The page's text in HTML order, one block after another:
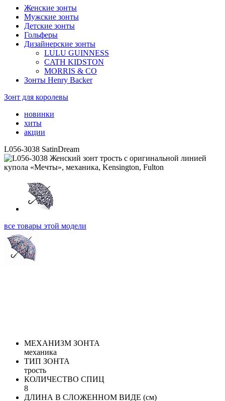
Женские зонты
Мужские зонты
Детские зонты
Гольферы
Дизайнерские зонты
LULU GUINNESS
CATH KIDSTON
MORRIS & CO
Зонты Henry Backer
Зонт для королевы
новинки
хиты
акции
L056-3038 SatinDream
все товары этой модели
МЕХАНИЗМ ЗОНТА
механика
ТИП ЗОНТА
трость
КОЛИЧЕСТВО СПИЦ
8
ДЛИНА В СЛОЖЕННОМ ВИДЕ (см)